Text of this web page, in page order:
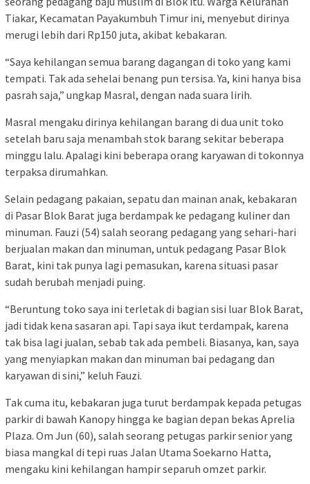
Tiakar, Kecamatan Payakumbuh Timur ini, menyebut dirinya
merugi lebih dari Rp150 juta, akibat kebakaran.
“Saya kehilangan semua barang dagangan di toko yang kami
tempati. Tak ada sehelai benang pun tersisa. Ya, kini hanya bisa
pasrah saja,” ungkap Masral, dengan nada suara lirih.
Masral mengaku dirinya kehilangan barang di dua unit toko
setelah baru saja menambah stok barang sekitar beberapa
minggu lalu. Apalagi kini beberapa orang karyawan di tokonnya
terpaksa dirumahkan.
Selain pedagang pakaian, sepatu dan mainan anak, kebakaran
di Pasar Blok Barat juga berdampak ke pedagang kuliner dan
minuman. Fauzi (54) salah seorang pedagang yang sehari-hari
berjualan makan dan minuman, untuk pedagang Pasar Blok
Barat, kini tak punya lagi pemasukan, karena situasi pasar
sudah berubah menjadi puing.
“Beruntung toko saya ini terletak di bagian sisi luar Blok Barat,
jadi tidak kena sasaran api. Tapi saya ikut terdampak, karena
tak bisa lagi jualan, sebab tak ada pembeli. Biasanya, kan, saya
yang menyiapkan makan dan minuman bai pedagang dan
karyawan di sini,” keluh Fauzi.
Tak cuma itu, kebakaran juga turut berdampak kepada petugas
parkir di bawah Kanopy hingga ke bagian depan bekas Aprelia
Plaza. Om Jun (60), salah seorang petugas parkir senior yang
biasa mangkal di tepi ruas Jalan Utama Soekarno Hatta,
mengaku kini kehilangan hampir separuh omzet parkir.